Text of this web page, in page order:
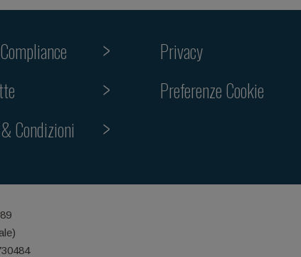
Condizioni
Privacy
Preferenze Cookie